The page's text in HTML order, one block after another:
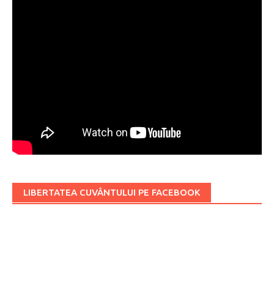
LIBERTATEA CUVÂNTULUI PE FACEBOOK